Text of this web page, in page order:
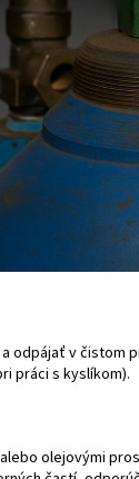
odpájať v čistom
práci s kyslíkom).
olejovými